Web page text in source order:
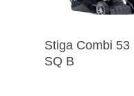
Stiga Combi 53
SQ B